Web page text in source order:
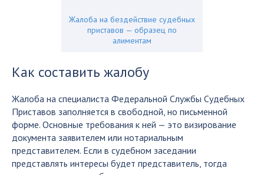
Жалоба на бездействие судебных
приставов — образец по
алиментам
Как составить жалобу
Жалоба на специалиста Федеральной Службы Судебных
Приставов заполняется в свободной, но письменной
форме. Основные требования к ней — это визирование
документа заявителем или нотариальным
представителем. Если в судебном заседании
представлять интересы будет представитель, тогда